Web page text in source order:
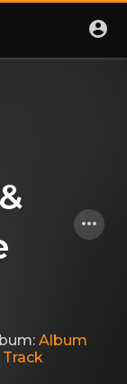
Album